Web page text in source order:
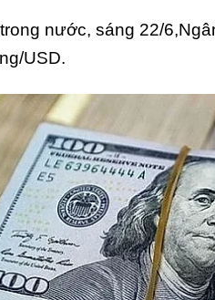
nước, sáng 22/
USD.